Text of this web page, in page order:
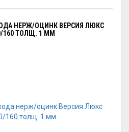
НЕРЖ/ОЦИНК ВЕРСИЯ ЛЮКС
160 ТОЛЩ. 1 ММ